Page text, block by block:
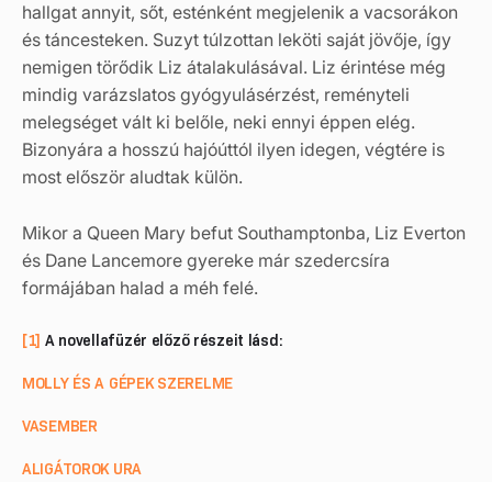
hallgat annyit, sőt, esténként megjelenik a vacsorákon
és táncesteken. Suzyt túlzottan leköti saját jövője, így
nemigen törődik Liz átalakulásával. Liz érintése még
mindig varázslatos gyógyulásérzést, reményteli
melegséget vált ki belőle, neki ennyi éppen elég.
Bizonyára a hosszú hajóúttól ilyen idegen, végtére is
most először aludtak külön.
Mikor a Queen Mary befut Southamptonba, Liz Everton
és Dane Lancemore gyereke már szedercsíra
formájában halad a méh felé.
[1] A novellafüzér előző részeit lásd:
MOLLY ÉS A GÉPEK SZERELME
VASEMBER
ALIGÁTOROK URA